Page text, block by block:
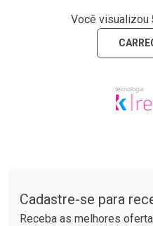
Você visualizou
Cadastre-se para
Receba as melhores